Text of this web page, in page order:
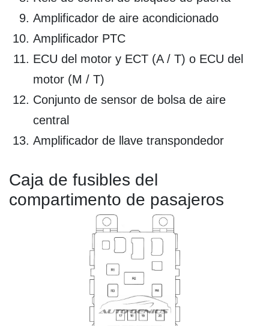
Amplificador de aire acondicionado
Amplificador PTC
ECU del motor y ECT (A / T) o ECU del
motor (M / T)
Conjunto de sensor de bolsa de aire
central
Amplificador de llave transpondedor
Caja de fusibles del
compartimento de pasajeros